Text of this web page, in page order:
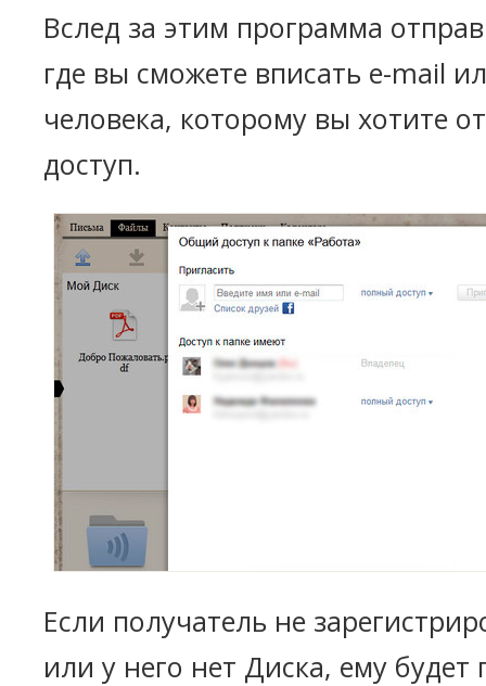
Вслед за этим программа
где вы сможете вписать e-mail
человека, которому вы хотите
доступ.
Если получатель не
или у него нет Диска, ему